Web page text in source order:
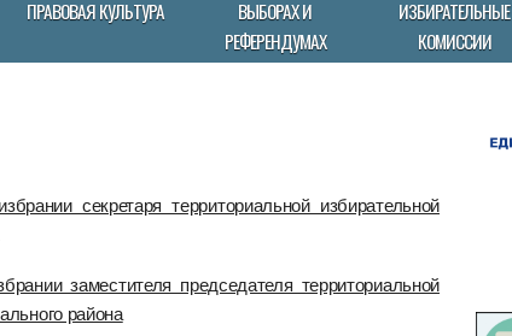
ПРАВОВАЯ КУЛЬТУРА
ВЫБОРАХ И
РЕФЕРЕНДУМАХ
ИЗБИРАТЕЛЬНЫЕ
КОМИССИИ
секретаря территориальной избирательной
заместителя председателя территориальной
района